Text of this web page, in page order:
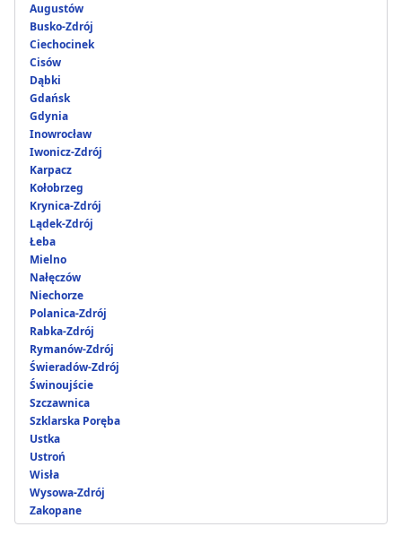
Augustów
Busko-Zdrój
Ciechocinek
Cisów
Dąbki
Gdańsk
Gdynia
Inowrocław
Iwonicz-Zdrój
Karpacz
Kołobrzeg
Krynica-Zdrój
Lądek-Zdrój
Łeba
Mielno
Nałęczów
Niechorze
Polanica-Zdrój
Rabka-Zdrój
Rymanów-Zdrój
Świeradów-Zdrój
Świnoujście
Szczawnica
Szklarska Poręba
Ustka
Ustroń
Wisła
Wysowa-Zdrój
Zakopane